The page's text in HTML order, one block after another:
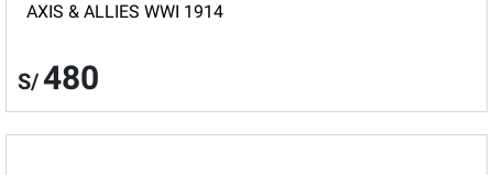
AXIS & ALLIES WWI 1914
S/480